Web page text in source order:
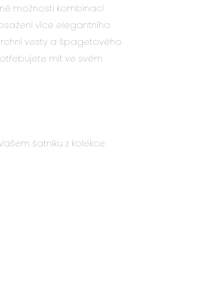
možnosti kombinací
více elegantního
vesty a špagetového
mít ve svém
šatníku z kolekce